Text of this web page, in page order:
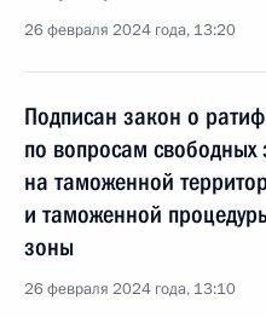
26 февраля 2024 года, 13:20
Подписан закон о
по вопросам свободных
на таможенной
и таможенной
зоны
26 февраля 2024 года, 13:10